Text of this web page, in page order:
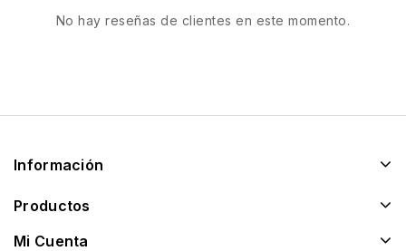
No hay reseñas de clientes en este momento.
Información
Productos
Mi Cuenta